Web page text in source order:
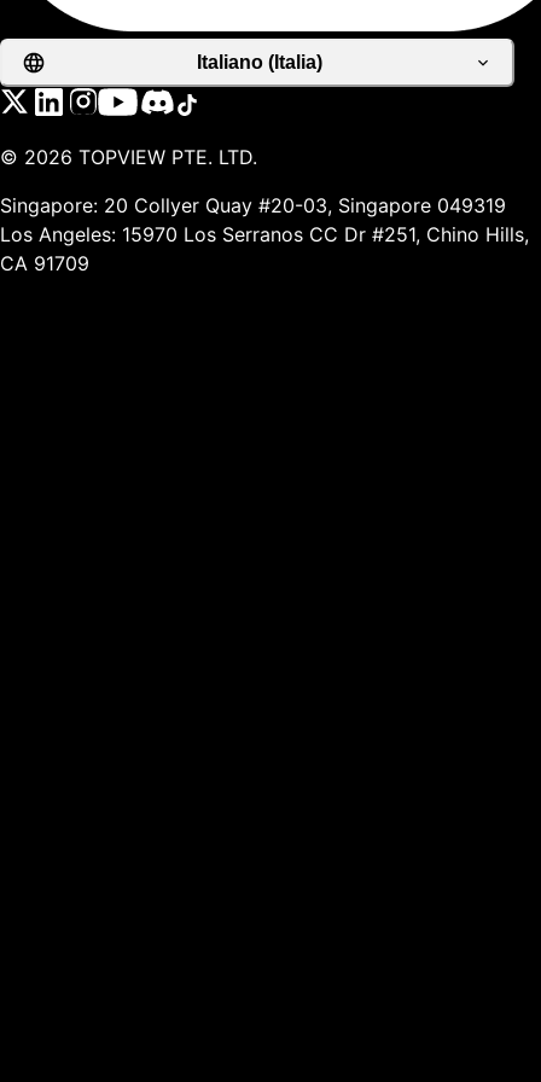
Italiano (Italia)
© 2026 TOPVIEW PTE. LTD.
Singapore: 20 Collyer Quay #20-03, Singapore 049319
Los Angeles: 15970 Los Serranos CC Dr #251, Chino Hills,
CA 91709